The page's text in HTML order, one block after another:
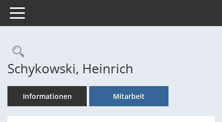
Toggle navigation
Rechercheauswahl
Schykowski, Heinrich
Informationen Mitarbeit